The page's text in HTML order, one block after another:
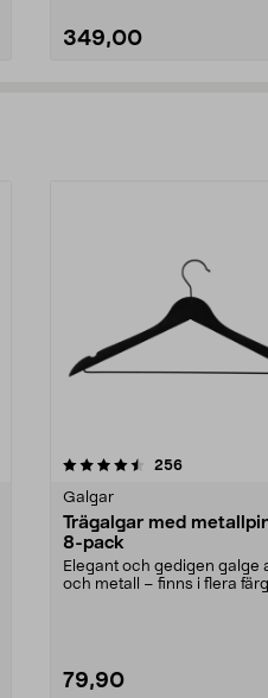
349,00
256recensioner
Galgar
Trägalgar med
8-pack
Elegant och gedigen galge
och metall – finns i flera
79,90
4.0av 5 stjärnor